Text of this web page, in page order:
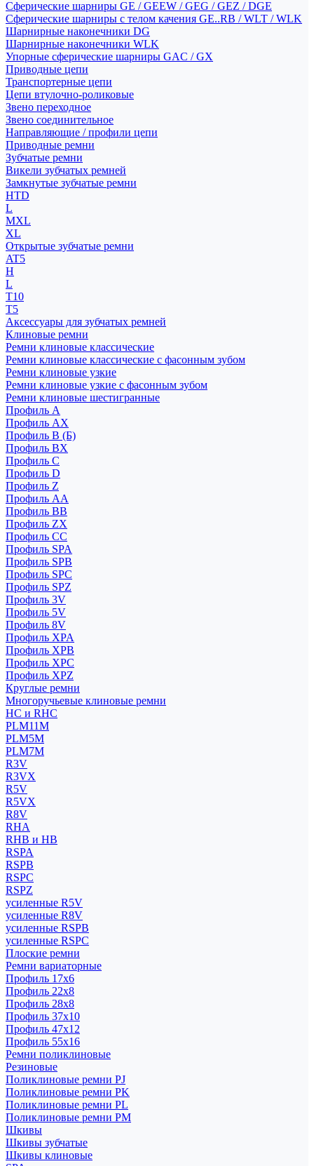
Сферические шарниры GE / GEEW / GEG / GEZ / DGE
Сферические шарниры с телом качения GE..RB / WLT / WLK
Шарнирные наконечники DG
Шарнирные наконечники WLK
Упорные сферические шарниры GAC / GX
Приводные цепи
Транспортерные цепи
Цепи втулочно-роликовые
Звено переходное
Звено соединительное
Направляющие / профили цепи
Приводные ремни
Зубчатые ремни
Викели зубчатых ремней
Замкнутые зубчатые ремни
HTD
L
MXL
XL
Открытые зубчатые ремни
AT5
H
L
T10
T5
Аксессуары для зубчатых ремней
Клиновые ремни
Ремни клиновые классические
Ремни клиновые классические с фасонным зубом
Ремни клиновые узкие
Ремни клиновые узкие с фасонным зубом
Ремни клиновые шестигранные
Профиль A
Профиль AX
Профиль B (Б)
Профиль BX
Профиль C
Профиль D
Профиль Z
Профиль АА
Профиль BB
Профиль ZX
Профиль CC
Профиль SPA
Профиль SPB
Профиль SPC
Профиль SPZ
Профиль 3V
Профиль 5V
Профиль 8V
Профиль XPA
Профиль XPB
Профиль XPC
Профиль XPZ
Круглые ремни
Многоручьевые клиновые ремни
HC и RHC
PLM11M
PLM5M
PLM7M
R3V
R3VX
R5V
R5VX
R8V
RHA
RHB и HB
RSPA
RSPB
RSPC
RSPZ
усиленные R5V
усиленные R8V
усиленные RSPB
усиленные RSPC
Плоские ремни
Ремни вариаторные
Профиль 17x6
Профиль 22x8
Профиль 28x8
Профиль 37x10
Профиль 47x12
Профиль 55x16
Ремни поликлиновые
Резиновые
Поликлиновые ремни PJ
Поликлиновые ремни PK
Поликлиновые ремни PL
Поликлиновые ремни PM
Шкивы
Шкивы зубчатые
Шкивы клиновые